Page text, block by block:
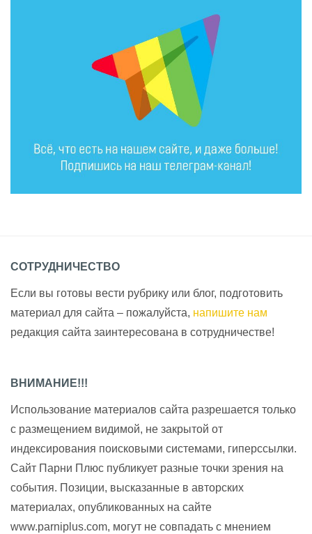
СОТРУДНИЧЕСТВО
Если вы готовы вести рубрику или блог, подготовить
материал для сайта – пожалуйста, напишите нам
редакция сайта заинтересована в сотрудничестве!
ВНИМАНИЕ!!!
Использование материалов сайта разрешается только
с размещением видимой, не закрытой от
индексирования поисковыми системами, гиперссылки.
Сайт Парни Плюс публикует разные точки зрения на
события. Позиции, высказанные в авторских
материалах, опубликованных на сайте
www.parniplus.com, могут не совпадать с мнением